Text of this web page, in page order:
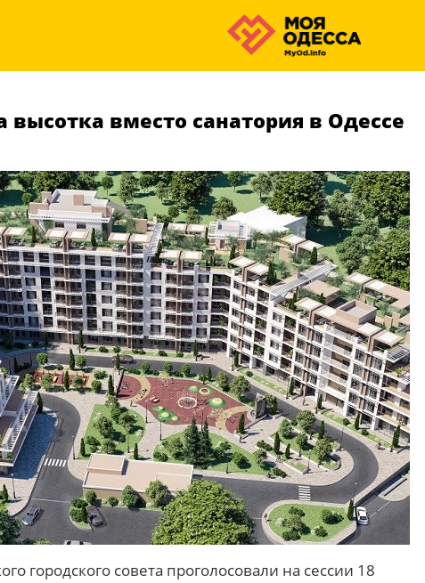
высотка вместо санатория в Одессе
городского совета проголосовали на сессии 18